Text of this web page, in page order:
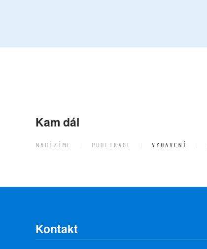
Kam dál
NABÍZÍME PUBLIKACE VYBAVENÍ
Kontakt